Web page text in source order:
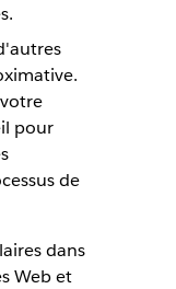
pour
de
dans
Web et